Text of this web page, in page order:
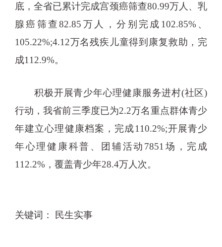
底，全省已累计完成宫颈癌筛查80.99万人、乳
腺癌筛查82.85万人，分别完成102.85%、
105.22%;4.12万名残疾儿童得到康复救助，完
成112.9%。
积极开展青少年心理健康服务进村(社区)
行动，我省前三季度已为2.2万名重点群体青少
年建立心理健康档案，完成110.2%;开展青少
年心理健康科普、团辅活动7851场，完成
112.2%，覆盖青少年28.4万人次。
关键词： 民生实事